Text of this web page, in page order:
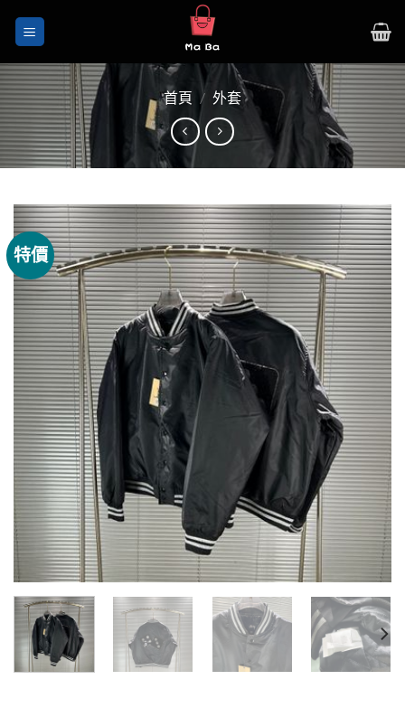
首頁 / 外套
特價